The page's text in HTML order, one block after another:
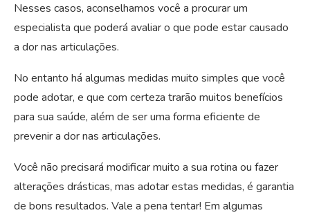
Nesses casos, aconselhamos você a procurar um
especialista que poderá avaliar o que pode estar causado
a dor nas articulações.
No entanto há algumas medidas muito simples que você
pode adotar, e que com certeza trarão muitos benefícios
para sua saúde, além de ser uma forma eficiente de
prevenir a dor nas articulações.
Você não precisará modificar muito a sua rotina ou fazer
alterações drásticas, mas adotar estas medidas, é garantia
de bons resultados. Vale a pena tentar! Em algumas